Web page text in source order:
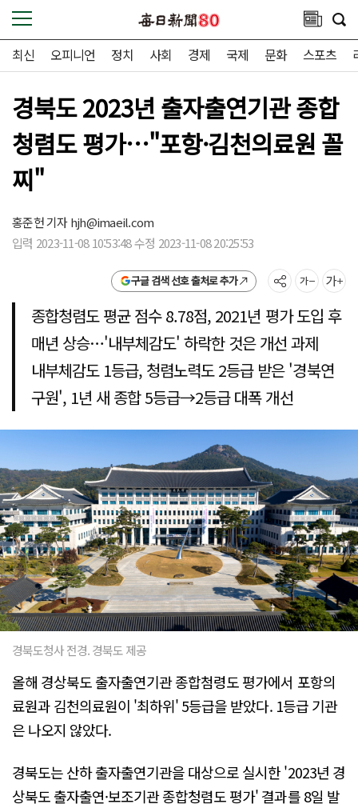
최신 오피니언 정치 사회 경제 국제 문화 스포츠
경북도 2023년 출자출연기관 종합
청렴도 평가…"포항·김천의료원 꼴
찌"
홍준헌 기자hjh@imaeil.com
입력 2023-11-08 10:53:48 수정 2023-11-08 20:25:53
구글 검색 선호 출처로 추가
종합청렴도 평균 점수 8.78점, 2021년 평가 도입 후
매년 상승…'내부체감도' 하락한 것은 개선 과제
내부체감도 1등급, 청렴노력도 2등급 받은 '경북연
구원', 1년 새 종합 5등급→2등급 대폭 개선
경북도청사 전경. 경북도 제공
올해 경상북도 출자출연기관 종합첨령도 평가에서 포항의
료원과 김천의료원이 '최하위' 5등급을 받았다. 1등급 기관
은 나오지 않았다.
경북도는 산하 출자출연기관을 대상으로 실시한 '2023년 경
상북도 출자출연·보조기관 종합청렴도 평가' 결과를 8일 발